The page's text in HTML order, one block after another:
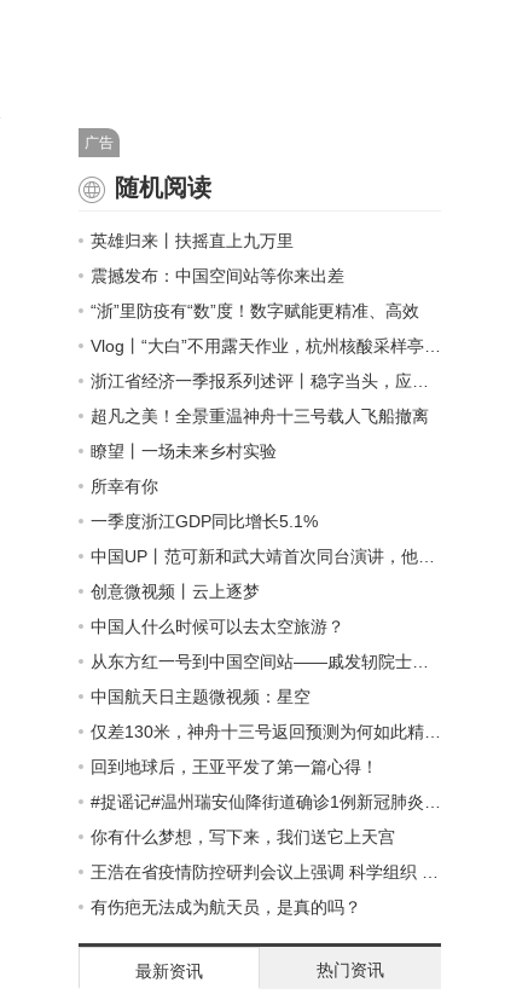
广告
随机阅读
英雄归来丨扶摇直上九万里
震撼发布：中国空间站等你来出差
“浙”里防疫有“数”度！数字赋能更精准、高效
超凡之美！全景重温神舟十三号载人飞船撤离
瞭望丨一场未来乡村实验
所幸有你
一季度浙江GDP同比增长5.1%
创意微视频丨云上逐梦
中国人什么时候可以去太空旅游？
中国航天日主题微视频：星空
回到地球后，王亚平发了第一篇心得！
你有什么梦想，写下来，我们送它上天宫
有伤疤无法成为航天员，是真的吗？
最新资讯 热门资讯